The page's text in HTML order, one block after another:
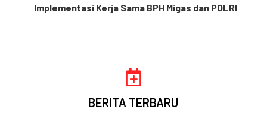
Implementasi Kerja Sama BPH Migas dan POLRI
BERITA TERBARU